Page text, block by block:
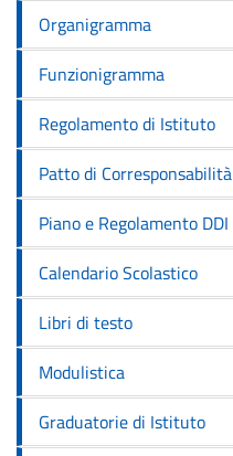
Organigramma
Funzionigramma
Regolamento di Istituto
Patto di Corresponsabilità
Piano e Regolamento DDI
Calendario Scolastico
Libri di testo
Modulistica
Graduatorie di Istituto